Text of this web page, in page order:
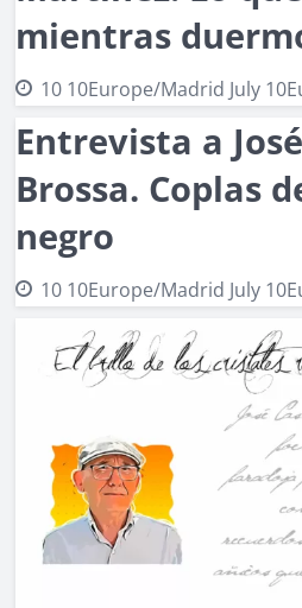
mientras
10 10Europe/Madrid July
Entrevista a
Brossa. Coplas
negro
10 10Europe/Madrid July